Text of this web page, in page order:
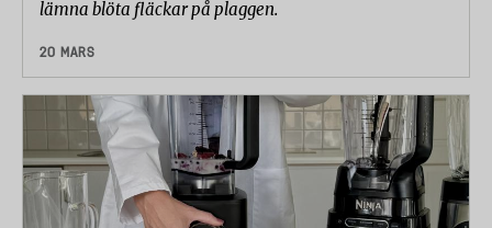
lämna blöta fläckar på plaggen.
20 MARS